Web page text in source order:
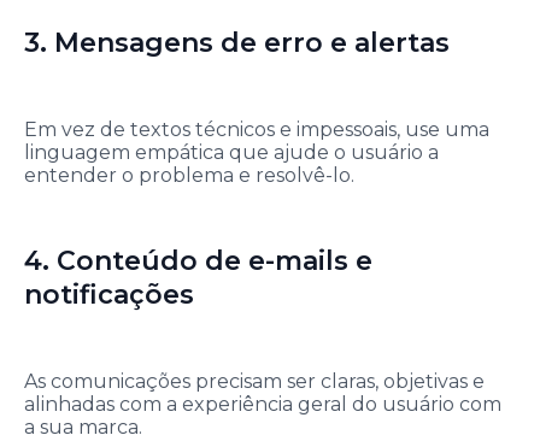
3. Mensagens de erro e alertas
Em vez de textos técnicos e impessoais, use uma
linguagem empática que ajude o usuário a
entender o problema e resolvê-lo.
4. Conteúdo de e-mails e
notificações
As comunicações precisam ser claras, objetivas e
alinhadas com a experiência geral do usuário com
a sua marca.